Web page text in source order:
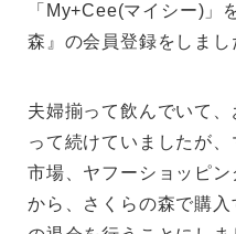
「My+Cee(マイシー)」
森』の会員登録をしまし
夫婦揃って飲んでいて
って続けていましたが
市場、ヤフーショッピ
から、さくらの森で購